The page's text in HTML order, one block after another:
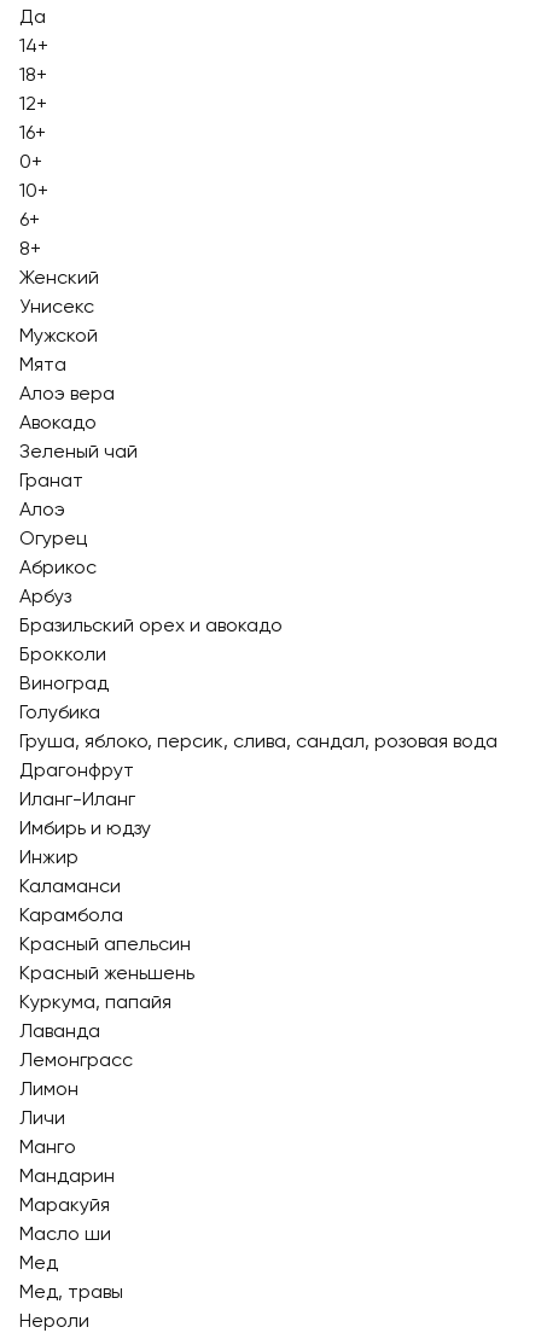
Да
14+
18+
12+
16+
0+
10+
6+
8+
Женский
Унисекс
Мужской
Мята
Алоэ вера
Авокадо
Зеленый чай
Гранат
Алоэ
Огурец
Абрикос
Арбуз
Бразильский орех и авокадо
Брокколи
Виноград
Голубика
Груша, яблоко, персик, слива, сандал, розовая вода
Драгонфрут
Иланг-Иланг
Имбирь и юдзу
Инжир
Каламанси
Карамбола
Красный апельсин
Красный женьшень
Куркума, папайя
Лаванда
Лемонграсс
Лимон
Личи
Манго
Мандарин
Маракуйя
Масло ши
Мед
Мед, травы
Нероли